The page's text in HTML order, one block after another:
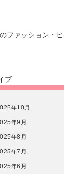
ファッション・ヒ
ブ
年10月
年9月
年8月
年7月
年6月